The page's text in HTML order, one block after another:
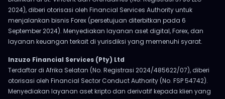
2024), diberi otorisasi oleh Financial Services Authority untuk
menjalankan bisnis Forex (persetujuan diterbitkan pada 6
September 2024). Menyediakan layanan aset digital, Forex, dan
layanan keuangan terkait di yurisdiksi yang memenuhi syarat.
Inzuzo Financial Services (Pty) Ltd
Terdaftar di Afrika Selatan (No. Registrasi 2024/485622/07), diberi
otorisasi oleh Financial Sector Conduct Authority (No. FSP 54742).
Menyediakan layanan aset kripto dan derivatif kepada klien yang